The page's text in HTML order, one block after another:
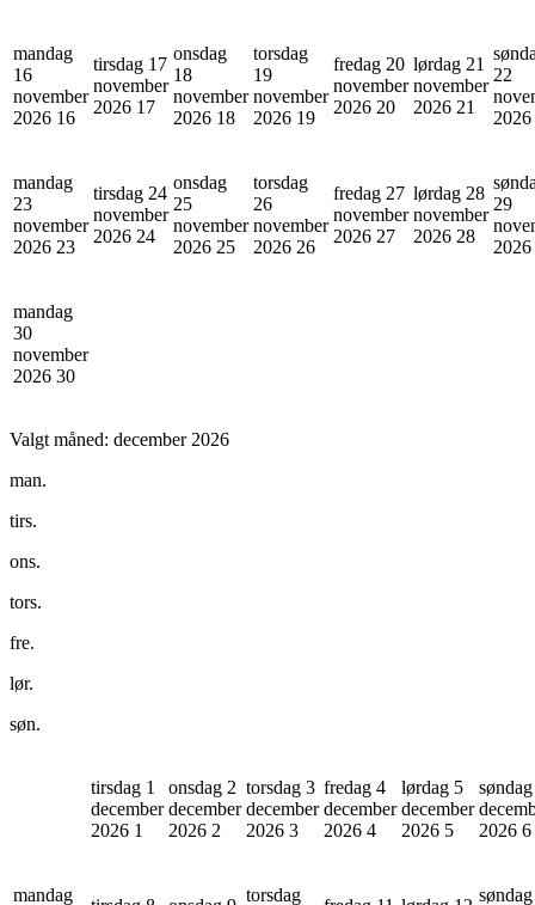
mandag
16
november
2026 16
tirsdag 17
november
2026 17
onsdag
18
november
2026 18
torsdag
19
november
2026 19
fredag 20
november
2026 20
lørdag 21
november
2026 21
22
2026
mandag
23
november
2026 23
tirsdag 24
november
2026 24
onsdag
25
november
2026 25
torsdag
26
november
2026 26
fredag 27
november
2026 27
lørdag 28
november
2026 28
29
2026
mandag
30
november
2026 30
Valgt måned: december 2026
man.
tirs.
ons.
tors.
fre.
lør.
søn.
tirsdag 1
december
2026 1
onsdag 2
december
2026 2
torsdag 3
december
2026 3
fredag 4
december
2026 4
lørdag 5
december
2026 5
2026 6
mandag torsdag søndag